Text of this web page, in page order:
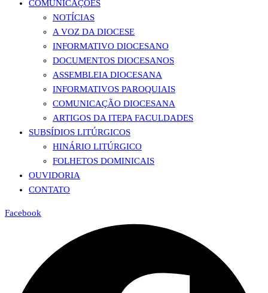
COMUNICAÇÕES
NOTÍCIAS
A VOZ DA DIOCESE
INFORMATIVO DIOCESANO
DOCUMENTOS DIOCESANOS
ASSEMBLEIA DIOCESANA
INFORMATIVOS PAROQUIAIS
COMUNICAÇÃO DIOCESANA
ARTIGOS DA ITEPA FACULDADES
SUBSÍDIOS LITÚRGICOS
HINÁRIO LITÚRGICO
FOLHETOS DOMINICAIS
OUVIDORIA
CONTATO
Facebook